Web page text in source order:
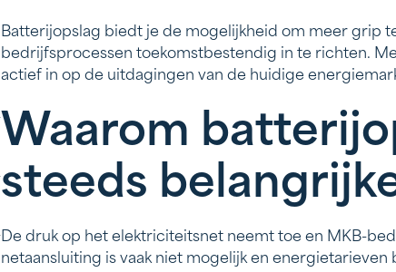
Batterijopslag biedt je de mogelijkheid om meer grip
bedrijfsprocessen toekomstbestendig in te richten.
actief in op de uitdagingen van de huidige
Waarom
steeds
De druk op het elektriciteitsnet neemt toe en MKB-
netaansluiting is vaak niet mogelijk en